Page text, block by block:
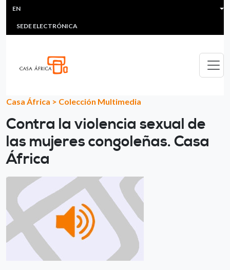
Skip to main content
HEADER MENU
MULTIMEDIA
SEDE ELECTRÓNICA
EN
Casa África > Colección Multimedia
Contra la violencia sexual de
las mujeres congoleñas. Casa
África